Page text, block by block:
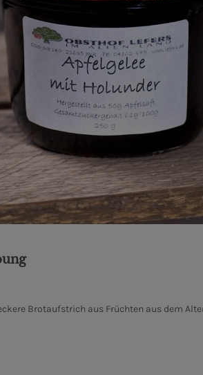
Brotaufstrich aus Früchten aus dem